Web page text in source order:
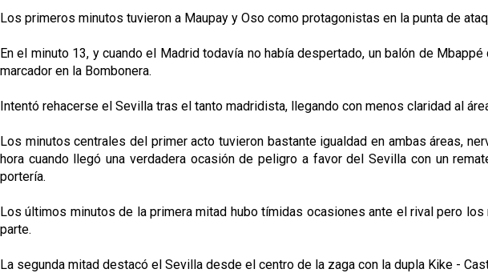
Los primeros minutos tuvieron a Maupay y Oso como protagonistas en la punta de
En el minuto 13, y cuando el Madrid todavía no había despertado, un balón de
marcador en la Bombonera.
Intentó rehacerse el Sevilla tras el tanto madridista, llegando con menos claridad al
Los minutos centrales del primer acto tuvieron bastante igualdad en ambas áreas,
hora cuando llegó una verdadera ocasión de peligro a favor del Sevilla con un
portería.
Los últimos minutos de la primera mitad hubo tímidas ocasiones ante el rival pero
parte.
La segunda mitad destacó el Sevilla desde el centro de la zaga con la dupla Kike -